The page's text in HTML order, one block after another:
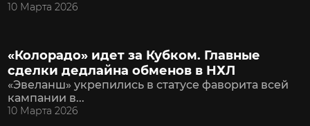
10 Марта 2026
«Колорадо» идет за Кубком. Главные
сделки дедлайна обменов в НХЛ
«Эвеланш» укрепились в статусе фаворита всей
кампании в...
10 Марта 2026